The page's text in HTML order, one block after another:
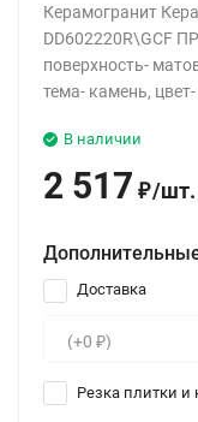
Керамогранит
DD602220R\GCF
поверхность-
тема- камень,
В наличии
2 517 ₽/шт.
Доставка
Резка плитки и